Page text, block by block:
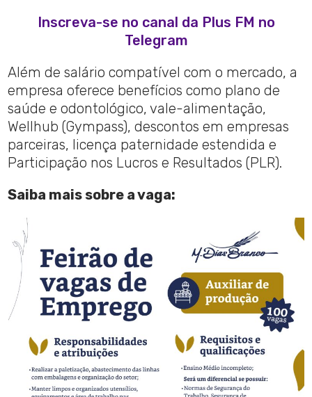
Inscreva-se no canal da Plus FM no
Telegram
Além de salário compatível com o mercado, a
empresa oferece benefícios como plano de
saúde e odontológico, vale-alimentação,
Wellhub (Gympass), descontos em empresas
parceiras, licença paternidade estendida e
Participação nos Lucros e Resultados (PLR).
Saiba mais sobre a vaga: